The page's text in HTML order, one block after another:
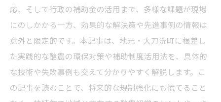
応、そして行政の補助金の活用まで、多様な課題が現場
にのしかかる一方、効果的な解決策や先進事例の情報は
意外と限定的です。本記事は、地元・大刀洗町に根差し
た実践的な酪農の環保対策や補助制度活用法を、具体的
な技術や失敗事例も交えて分かりやすく解説します。こ
の記事を読むことで、将来的な規制強化にも慌てること